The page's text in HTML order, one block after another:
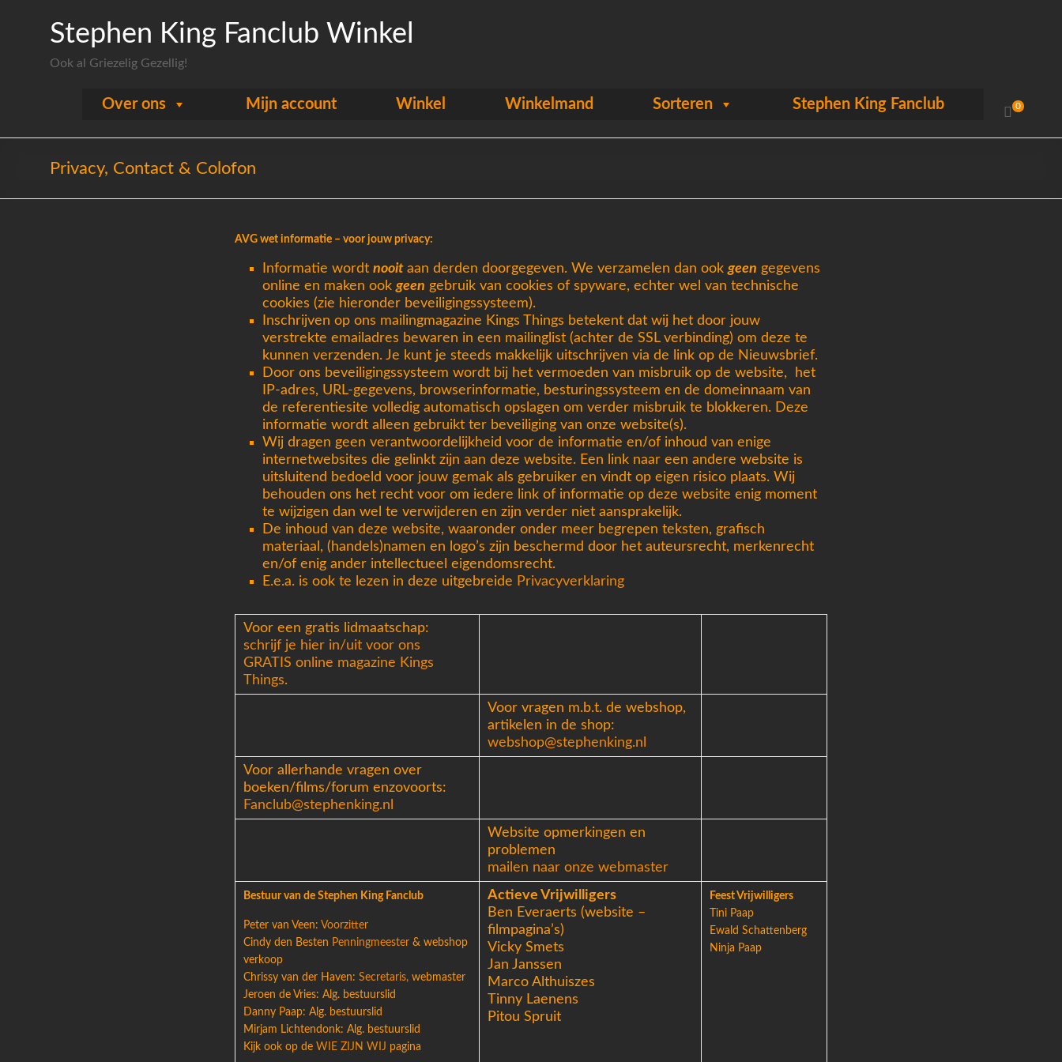
Stephen King Fanclub Winkel
Ook al Griezelig Gezellig!
0
Over ons Mijn account Winkel Winkelmand Sorteren Stephen King Fanclub
Privacy, Contact & Colofon
AVG wet informatie – voor jouw privacy:
Informatie wordt nooit aan derden doorgegeven. We verzamelen dan ookgeen gegevens
online en maken ookgeen gebruik van cookies of spyware, echter wel van technische
cookies (zie hieronder beveiligingssysteem).
Inschrijven op ons mailingmagazine Kings Things betekent dat wij het door jouw
verstrekte emailadres bewaren in een mailinglist (achter de SSL verbinding) om deze te
kunnen verzenden. Je kunt je steeds makkelijk uitschrijven via de link op de Nieuwsbrief.
Door ons beveiligingssysteem wordt bij het vermoeden van misbruik op de website, het
IP-adres, URL-gegevens, browserinformatie, besturingssysteem en de domeinnaam van
de referentiesite volledig automatisch opslagen om verder misbruik te blokkeren. Deze
informatie wordt alleen gebruikt ter beveiliging van onze website(s).
Wij dragen geen verantwoordelijkheid voor de informatie en/of inhoud van enige
internetwebsites die gelinkt zijn aan deze website. Een link naar een andere website is
uitsluitend bedoeld voor jouw gemak als gebruiker en vindt op eigen risico plaats. Wij
behouden ons het recht voor om iedere link of informatie op deze website enig moment
te wijzigen dan wel te verwijderen en zijn verder niet aansprakelijk.
De inhoud van deze website, waaronder onder meer begrepen teksten, grafisch
materiaal, (handels)namen en logo’s zijn beschermd door het auteursrecht, merkenrecht
en/of enig ander intellectueel eigendomsrecht.
E.e.a. is ook te lezen in deze uitgebreide Privacyverklaring
Voor een gratis lidmaatschap:
schrijf je hier in/uit voor ons
GRATIS online magazine Kings
Things.
Voor vragen m.b.t. de webshop,
artikelen in de shop:
webshop@stephenking.nl
Voor allerhande vragen over
boeken/films/forum enzovoorts:
Fanclub@stephenking.nl
Website opmerkingen en
problemen
mailen naar onze webmaster
Bestuur van de Stephen King Fanclub
Peter van Veen: Voorzitter
Cindy den Besten Penningmeester & webshop
verkoop
Chrissy van der Haven: Secretaris, webmaster
Jeroen de Vries: Alg. bestuurslid
Danny Paap: Alg. bestuurslid
Mirjam Lichtendonk: Alg. bestuurslid
Kijk ook op de WIE ZIJN WIJ pagina
Actieve Vrijwilligers
Ben Everaerts (website –
filmpagina’s)
Vicky Smets
Jan Janssen
Marco Althuiszes
Tinny Laenens
Pitou Spruit
Feest Vrijwilligers
Tini Paap
Ewald Schattenberg
Ninja Paap